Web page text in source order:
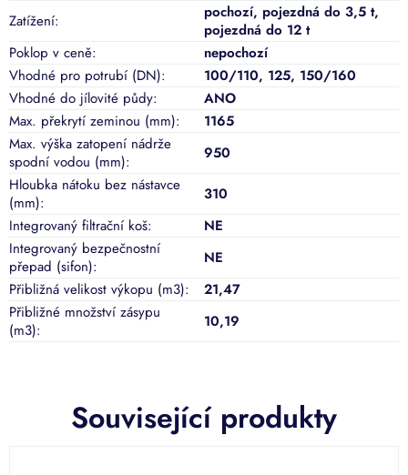
Související produkty
Zatížení: pochozí, pojezdná do 3,5 t,
pojezdná do 12 t
Poklop v ceně:
nepochozí
Vhodné pro potrubí (DN): 100/110, 125, 150/160
Vhodné do jílovité půdy:
ANO
Max. překrytí zeminou (mm):
1165
Max. výška zatopení nádrže
spodní vodou (mm):
950
Hloubka nátoku bez nástavce
(mm):
310
Integrovaný filtrační koš:
NE
Integrovaný bezpečnostní
přepad (sifon):
NE
Přibližná velikost výkopu (m3):
21,47
Přibližné množství zásypu
(m3): 10,19